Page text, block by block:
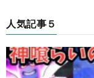
人気記事５